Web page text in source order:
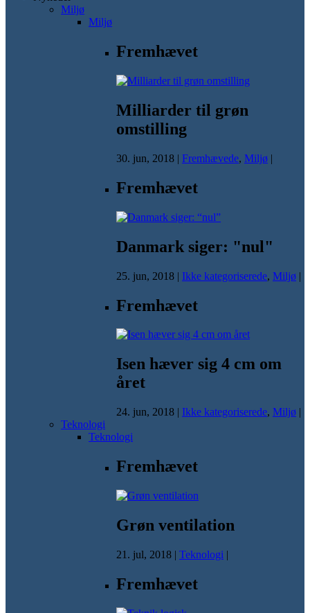
Miljø
Miljø
Fremhævet
Milliarder til grøn
omstilling
30. jun, 2018 | Fremhævede, Miljø |
Fremhævet
Danmark siger: "nul"
25. jun, 2018 | Ikke kategoriserede, Miljø |
Fremhævet
Isen hæver sig 4 cm om
året
24. jun, 2018 | Ikke kategoriserede, Miljø |
Teknologi
Teknologi
Fremhævet
Grøn ventilation
21. jul, 2018 | Teknologi |
Fremhævet